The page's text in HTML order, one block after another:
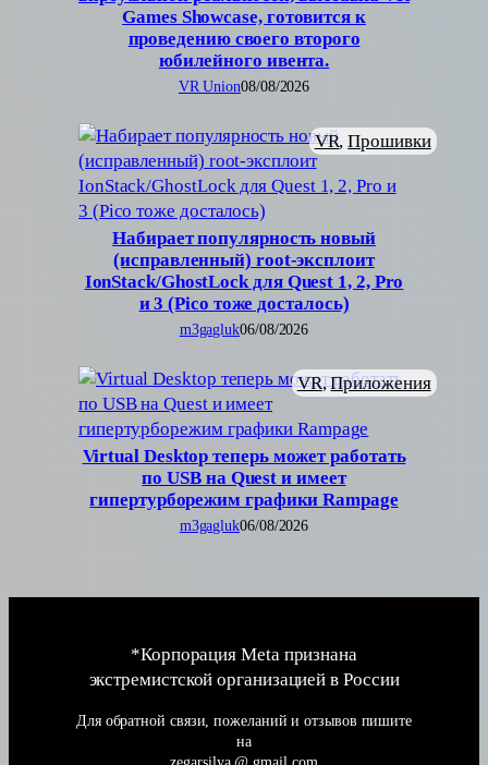
Games Showcase, готовится к
проведению своего второго
юбилейного ивента.
VR Union08/08/2026
Набирает популярность новый
(исправленный) root-эксплоит
IonStack/GhostLock для Quest 1, 2, Pro
и 3 (Pico тоже досталось)
VR, Прошивки
m3gagluk06/08/2026
Virtual Desktop теперь может работать
по USB на Quest и имеет
гипертурборежим графики Rampage
VR, Приложения
m3gagluk06/08/2026
*Корпорация Meta признана
экстремистской организацией в России
Для обратной связи, пожеланий и отзывов пишите
на